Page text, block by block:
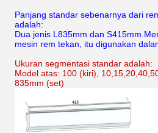
Panjang standar sebenarnya dari
adalah:
Dua jenis L835mm dan
mesin rem tekan, itu digunakan
Ukuran segmentasi standar adalah:
Model atas: 100 (kiri),
835mm (set)